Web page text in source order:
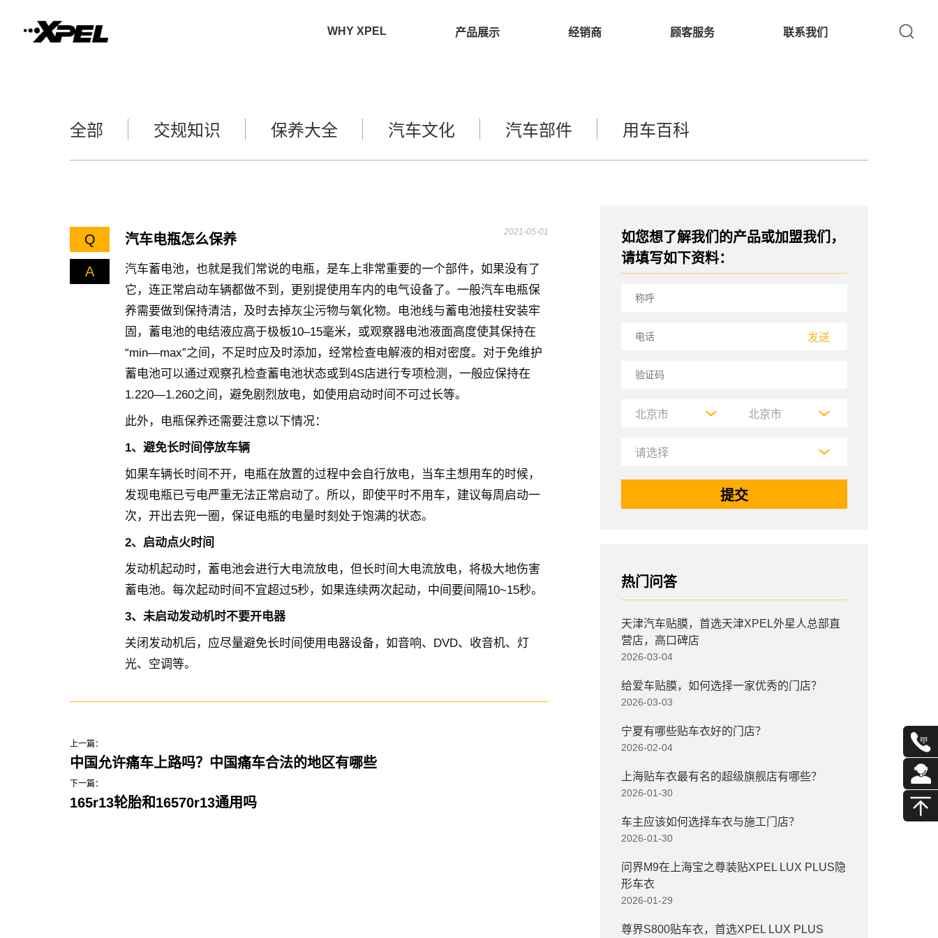
WHY XPEL 产品展示 经销商 顾客服务 联系我们
全部 交规知识 保养大全 汽车文化 汽车部件 用车百科
Q 汽车电瓶怎么保养 2021-05-01
A
汽车蓄电池，也就是我们常说的电瓶，是车上非常重要的一个部件，如果没有了
它，连正常启动车辆都做不到，更别提使用车内的电气设备了。一般汽车电瓶保
养需要做到保持清洁，及时去掉灰尘污物与氧化物。电池线与蓄电池接柱安装牢
固，蓄电池的电结液应高于极板10–15毫米，或观察器电池液面高度使其保持在
“min—max”之间，不足时应及时添加，经常检查电解液的相对密度。对于免维护
蓄电池可以通过观察孔检查蓄电池状态或到4S店进行专项检测，一般应保持在
1.220—1.260之间，避免剧烈放电，如使用启动时间不可过长等。
此外，电瓶保养还需要注意以下情况：
1、避免长时间停放车辆
如果车辆长时间不开，电瓶在放置的过程中会自行放电，当车主想用车的时候，
发现电瓶已亏电严重无法正常启动了。所以，即使平时不用车，建议每周启动一
次，开出去兜一圈，保证电瓶的电量时刻处于饱满的状态。
2、启动点火时间
发动机起动时，蓄电池会进行大电流放电，但长时间大电流放电，将极大地伤害
蓄电池。每次起动时间不宜超过5秒，如果连续两次起动，中间要间隔10~15秒。
3、未启动发动机时不要开电器
关闭发动机后，应尽量避免长时间使用电器设备，如音响、DVD、收音机、灯
光、空调等。
上一篇：
中国允许痛车上路吗？中国痛车合法的地区有哪些
下一篇：
165r13轮胎和16570r13通用吗
如您想了解我们的产品或加盟我们，
请填写如下资料：
发送
热门问答
天津汽车贴膜，首选天津XPEL外星人总部直
营店，高口碑店
2026-03-04
给爱车贴膜，如何选择一家优秀的门店？
2026-03-03
宁夏有哪些贴车衣好的门店？
2026-02-04
上海贴车衣最有名的超级旗舰店有哪些？
2026-01-30
车主应该如何选择车衣与施工门店？
2026-01-30
问界M9在上海宝之尊装贴XPEL LUX PLUS隐
形车衣
2026-01-29
尊界S800贴车衣，首选XPEL LUX PLUS